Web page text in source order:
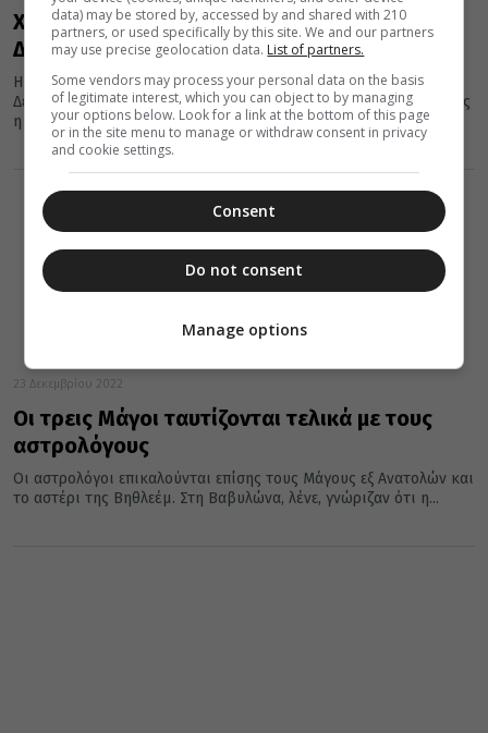
Χριστούγεννα :Γιατί τα εορτάζουμε 25η
Δεκεμβρίου
Η τοποθέτηση του εορτασμού των Χριστουγέννων την 25η
Δεκεμβρίου προέκυψε κατόπιν σχετικού προβληματισμού, καθώς
η ακριβής ημέρα της γέννησης...
23 Δεκεμβρίου 2022
Οι τρεις Μάγοι ταυτίζονται τελικά με τους
αστρολόγους
Οι αστρολόγοι επικαλούνται επίσης τους Μάγους εξ Ανατολών και
το αστέρι της Βηθλεέμ. Στη Βαβυλώνα, λένε, γνώριζαν ότι η...
data) may be stored by, accessed by and shared with 210
partners, or used specifically by this site. We and our partners
may use precise geolocation data. List of partners.
Some vendors may process your personal data on the basis
of legitimate interest, which you can object to by managing
your options below. Look for a link at the bottom of this page
or in the site menu to manage or withdraw consent in privacy
and cookie settings.
Consent
Do not consent
Manage options